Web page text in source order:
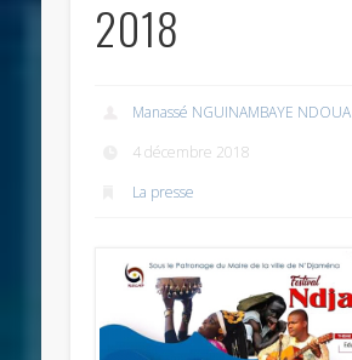
2018
Manassé NGUINAMBAYE NDOUA
4 décembre 2018
La presse